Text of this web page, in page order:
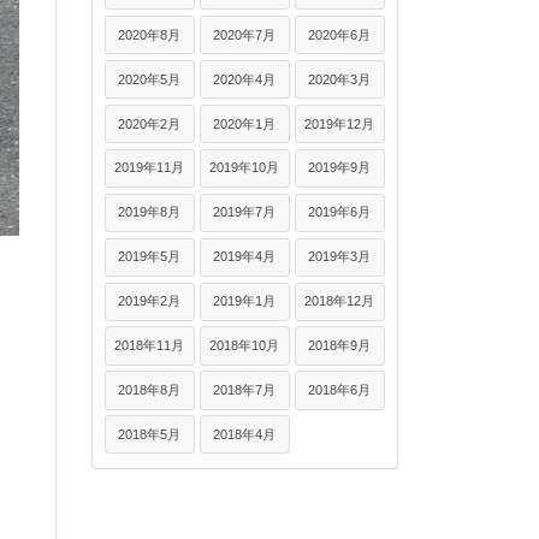
2020年8月 2020年7月 2020年6月
2020年5月 2020年4月 2020年3月
2020年2月 2020年1月 2019年12月
2019年11月 2019年10月 2019年9月
2019年8月 2019年7月 2019年6月
2019年5月 2019年4月 2019年3月
2019年2月 2019年1月 2018年12月
2018年11月 2018年10月 2018年9月
2018年8月 2018年7月 2018年6月
2018年5月 2018年4月